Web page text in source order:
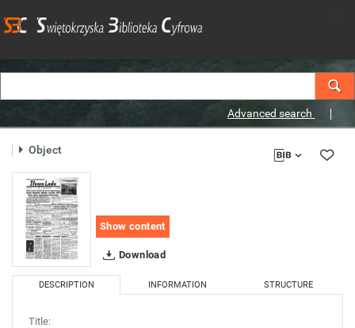
Advanced search
Object
Show content
Download
DESCRIPTION INFORMATION STRUCTURE
Title: